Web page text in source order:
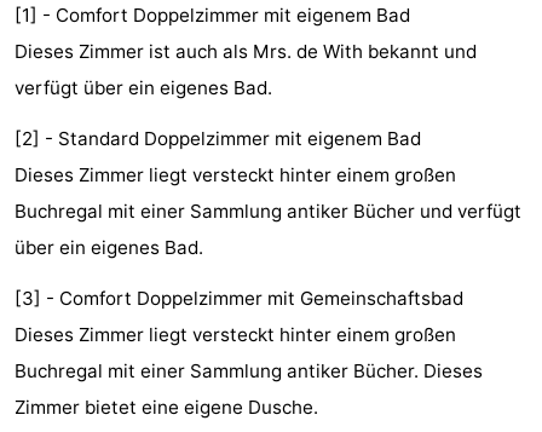
Amsterdamse
Spaarnwoude
Hotels
(mit
Frühstück)
Lastminutes
Museen
Attraktionen
Sehen
&
tun
-
Museen
-
[1] - Comfort Doppelzimmer mit eigenem Bad
Dieses Zimmer ist auch als Mrs. de With bekannt und
verfügt über ein eigenes Bad.
[2] - Standard Doppelzimmer mit eigenem Bad
Dieses Zimmer liegt versteckt hinter einem großen
Buchregal mit einer Sammlung antiker Bücher und verfügt
über ein eigenes Bad.
[3] - Comfort Doppelzimmer mit Gemeinschaftsbad
Dieses Zimmer liegt versteckt hinter einem großen
Buchregal mit einer Sammlung antiker Bücher. Dieses
Zimmer bietet eine eigene Dusche.